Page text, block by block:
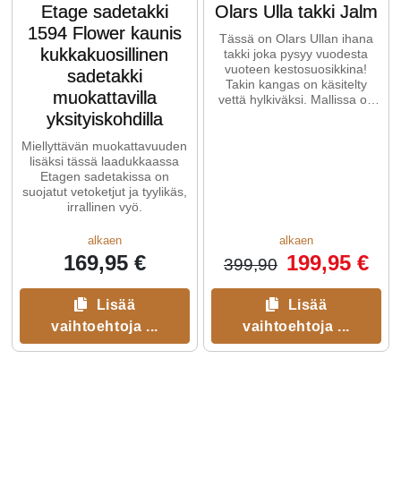
Etage sadetakki
1594 Flower kaunis
kukkakuosillinen
sadetakki
muokattavilla
yksityiskohdilla
Miellyttävän muokattavuuden
lisäksi tässä laadukkaassa
Etagen sadetakissa on
suojatut vetoketjut ja tyylikäs,
irrallinen vyö.
alkaen
169,95 €
Lisää
vaihtoehtoja ...
Olars Ulla takki Jalm
Tässä on Olars Ullan ihana
takki joka pysyy vuodesta
vuoteen kestosuosikkina!
Takin kangas on käsitelty
vettä hylkiväksi. Mallissa on
alkaen
399,90 199,95 €
Lisää
vaihtoehtoja ...